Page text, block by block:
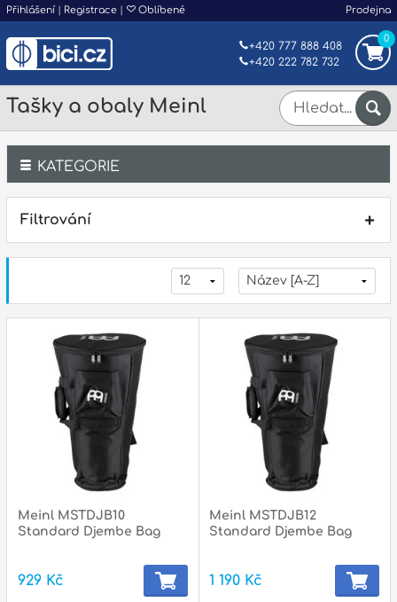
Přihlášení | Registrace | Oblíbené Prodejna
0
+420 777 888 408
+420 222 782 732
Tašky a obaly Meinl
KATEGORIE
Klávesy
Příslušenství
Dárkové předměty
Noty a knihy
Pro děti
Služby
Filtrování
Meinl MSTDJB10
Standard Djembe Bag
929 Kč
Meinl MSTDJB12
Standard Djembe Bag
1 190 Kč